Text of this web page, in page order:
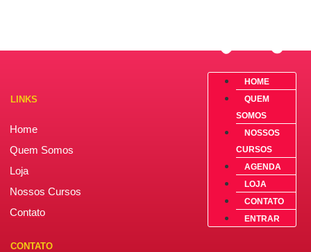
HOME
QUEM
SOMOS
NOSSOS
CURSOS
AGENDA
LOJA
CONTATO
ENTRAR
LINKS
Home
Quem Somos
Loja
Nossos Cursos
Contato
CONTATO